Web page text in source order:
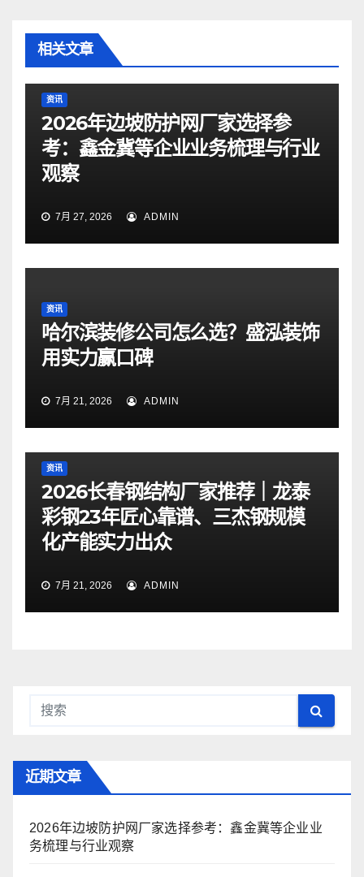
相关文章
资讯
2026年边坡防护网厂家选择参
考：鑫金冀等企业业务梳理与行业
观察
7月 27, 2026 ADMIN
资讯
哈尔滨装修公司怎么选？盛泓装饰
用实力赢口碑
7月 21, 2026 ADMIN
资讯
2026长春钢结构厂家推荐｜龙泰
彩钢23年匠心靠谱、三杰钢规模
化产能实力出众
7月 21, 2026 ADMIN
近期文章
2026年边坡防护网厂家选择参考：鑫金冀等企业业
务梳理与行业观察